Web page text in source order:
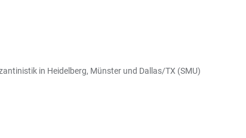
in Heidelberg, Münster und Dallas/TX (SMU)